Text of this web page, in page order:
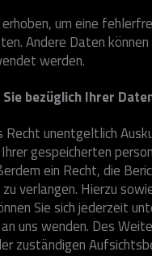
um eine
Andere Daten
werden.
bezüglich Ihrer
Recht unentgeltlich
gespeicherten
ein Recht, die
verlangen. Hierzu
Sie sich jederzeit
uns wenden. Des
zuständigen